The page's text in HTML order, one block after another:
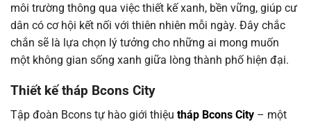
môi trường thông qua việc thiết kế xanh, bền vững, giúp cư
dân có cơ hội kết nối với thiên nhiên mỗi ngày. Đây chắc
chắn sẽ là lựa chọn lý tưởng cho những ai mong muốn
một không gian sống xanh giữa lòng thành phố hiện đại.
Thiết kế tháp Bcons City
Tập đoàn Bcons tự hào giới thiệu tháp Bcons City – một